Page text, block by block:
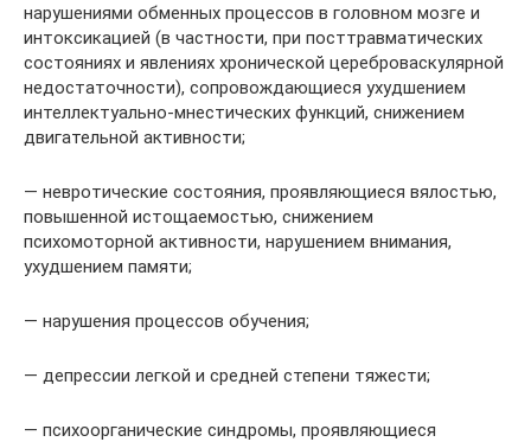
нарушениями обменных процессов в головном мозге и
интоксикацией (в частности, при посттравматических
состояниях и явлениях хронической цереброваскулярной
недостаточности), сопровождающиеся ухудшением
интеллектуально-мнестических функций, снижением
двигательной активности;
— невротические состояния, проявляющиеся вялостью,
повышенной истощаемостью, снижением
психомоторной активности, нарушением внимания,
ухудшением памяти;
— нарушения процессов обучения;
— депрессии легкой и средней степени тяжести;
— психоорганические синдромы, проявляющиеся